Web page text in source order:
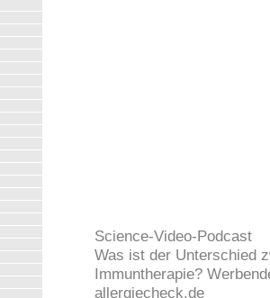
Science-Video-Podcast
Was ist der Unterschied
Immuntherapie?
allergiecheck.de